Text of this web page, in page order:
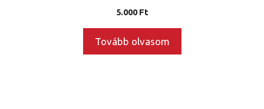
5.000Ft
Tovább olvasom